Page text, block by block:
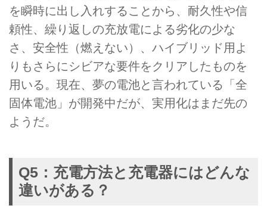
を瞬時に出し入れすることから、耐久性や信
頼性、繰り返しの充放電による劣化の少な
さ、安全性（燃えない）、ハイブリッド用よ
りもさらにシビアな要件をクリアしたものを
用いる。現在、夢の電池と言われている「全
固体電池」が開発中だが、実用化はまだ先の
ようだ。
Q5：充電方法と充電器にはどんな
違いがある？